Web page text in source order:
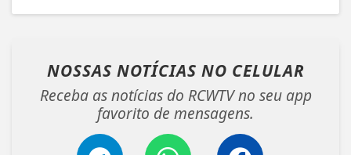
NOSSAS NOTÍCIAS NO CELULAR
Receba as notícias do RCWTV no seu app
favorito de mensagens.